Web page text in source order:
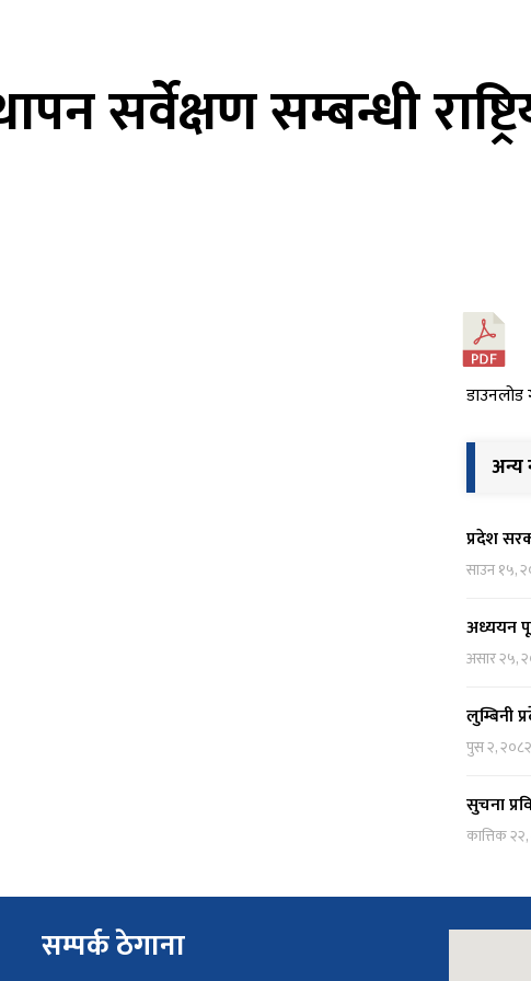
सर्वेक्षण सम्बन्धी
डाउनलोड
अन्य
प्रदेश
साउन १५,
अध्ययन
असार २५,
लुम्बिनी
पुस २, २०८२
सुचना
कात्तिक
सम्पर्क ठेगाना